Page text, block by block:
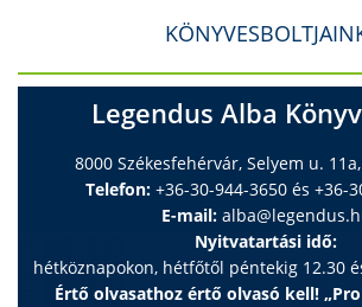
Legendus Alba
8000 Székesfehérvár, Selyem u.
Telefon: +36-30-944-3650 és +36-
E-mail:
Nyitvatartási idő:
hétköznapokon, hétfőtől péntekig 12.30
Értő olvasathoz értő olvasó kell!